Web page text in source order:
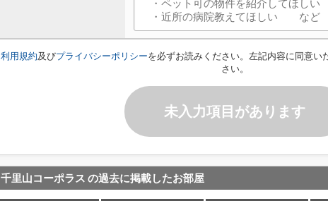
利用規約及びプライバシーポリシーを必ずお読みください。左記内容に同意い
さい。
未入力項目があります
千里山コーポラス の過去に掲載したお部屋